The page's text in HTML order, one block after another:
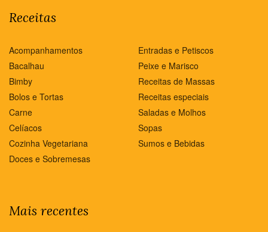
Receitas
Acompanhamentos
Bacalhau
Bimby
Bolos e Tortas
Carne
Celíacos
Cozinha Vegetariana
Doces e Sobremesas
Entradas e Petiscos
Peixe e Marisco
Receitas de Massas
Receitas especiais
Saladas e Molhos
Sopas
Sumos e Bebidas
Mais recentes